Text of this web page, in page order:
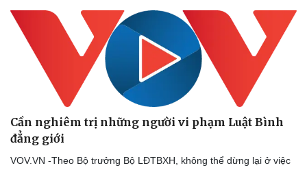
Thể thao
Ô tô - Xe máy
Cần nghiêm trị những người vi phạm Luật Bình
đẳng giới
VOV.VN -Theo Bộ trưởng Bộ LĐTBXH, không thể dừng lại ở việc